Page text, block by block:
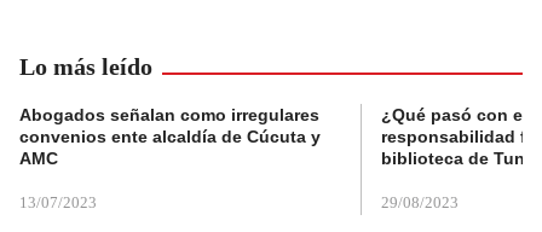
Lo más leído
Abogados señalan como irregulares
convenios ente alcaldía de Cúcuta y
AMC
13/07/2023
¿Qué pasó con el
responsabilidad
biblioteca de
29/08/2023